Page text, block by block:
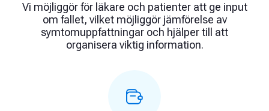
Vi möjliggör för läkare och patienter att ge input
om fallet, vilket möjliggör jämförelse av
symtomuppfattningar och hjälper till att
organisera viktig information.